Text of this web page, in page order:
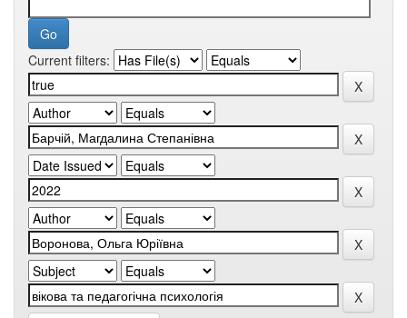
Current filters: